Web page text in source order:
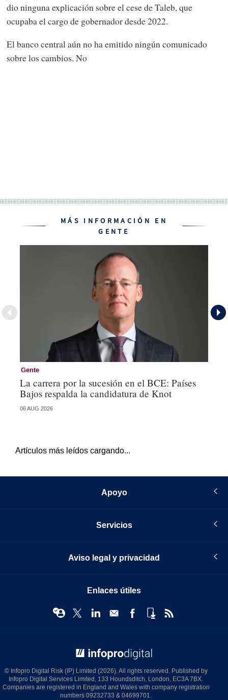
dio ninguna explicación sobre el cese de Taleb, que
ocupaba el cargo de gobernador desde 2022.
El banco central aún no ha emitido ningún comunicado
sobre los cambios. No
MÁS INFORMACIÓN EN
GENTE
Gente
La carrera por la sucesión en el BCE: Países
Bajos respalda la candidatura de Knot
06 AUG 2026
Artículos más leídos cargando...
Apoyo
Servicios
Aviso legal y privacidad
Enlaces útiles
© Infopro Digital Risk (IP) Limited (2026). All rights reserved. Published by
Infopro Digital Services Limited, 133 Houndsditch, London, EC3A 7BX.
Companies are registered in England and Wales with company registration
numbers 09232733 & 04699701.